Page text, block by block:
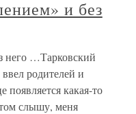
и без
него …Тарковский
родителей и
появляется какая-то
слышу, меня